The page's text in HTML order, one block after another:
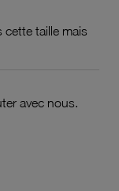
taille mais
avec nous.